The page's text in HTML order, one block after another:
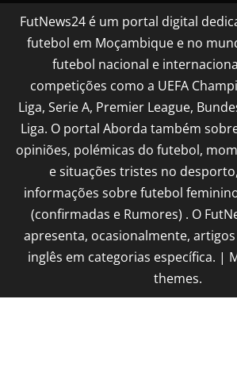
FutNews24 é um portal digital
futebol em Moçambique e no
futebol nacional e
competições como a UEFA
Liga, Serie A, Premier League,
Liga. O portal Aborda também
opiniões, polémicas do futebol,
e situações tristes no
informações sobre futebol
(confirmadas e Rumores) . O
apresenta, ocasionalmente,
inglês em categorias específica. |
themes.